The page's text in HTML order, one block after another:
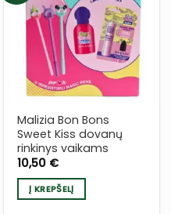
PRIDĖTI
Į NORŲ
SĄRAŠĄ
Malizia Bon Bons
Sweet Kiss dovanų
rinkinys vaikams
10,50 €
Į KREPŠELĮ